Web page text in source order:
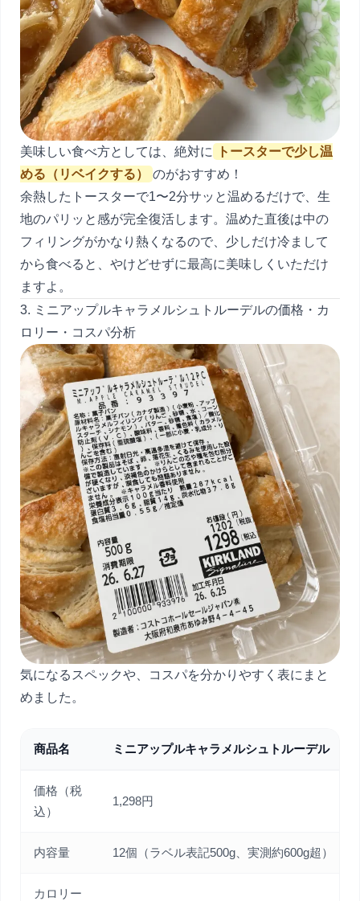
美味しい食べ方としては、絶対に
トースターで少し温
める（リベイクする）
のがおすすめ！
余熱したトースターで1〜2分サッと温めるだけで、生
地のパリッと感が完全復活します。温めた直後は中の
フィリングがかなり熱くなるので、少しだけ冷まして
から食べると、やけどせずに最高に美味しくいただけ
ますよ。
3. ミニアップルキャラメルシュトルーデルの価格・カ
ロリー・コスパ分析
気になるスペックや、コスパを分かりやすく表にまと
めました。
商品名 ミニアップルキャラメルシュトルーデル
価格（税
込）
1,298円
内容量 12個（ラベル表記500g、実測約600g超）
カロリー